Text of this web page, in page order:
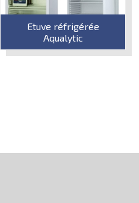
Etuve réfrigérée
Aqualytic